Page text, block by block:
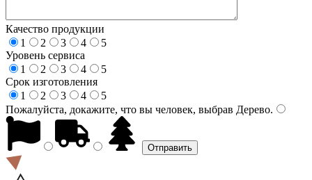
Качество продукции
1
2 3 4
5
Уровень сервиса
1
2 3 4
5
Срок изготовления
1
2 3 4
5
Пожалуйста, докажите, что вы человек, выбрав Дерево.